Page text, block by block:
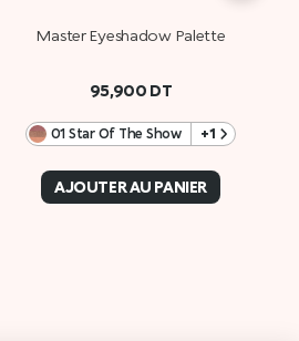
Master Eyeshadow Palette
95,900 DT
01 Star Of The Show +1
AJOUTER AU PANIER